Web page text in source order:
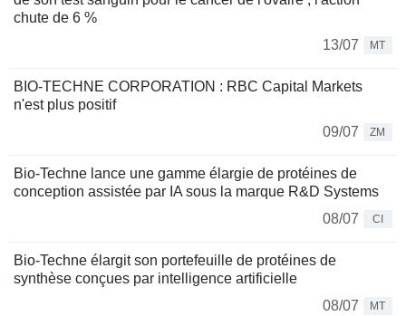
chute de 6 %
13/07
MT
BIO-TECHNE CORPORATION : RBC Capital Markets
n'est plus positif
09/07
ZM
Bio-Techne lance une gamme élargie de protéines de
conception assistée par IA sous la marque R&D Systems
08/07
CI
Bio-Techne élargit son portefeuille de protéines de
synthèse conçues par intelligence artificielle
08/07
MT